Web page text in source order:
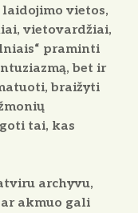
vietos,
vietovardžiai,
praminti
bet ir
braižyti
tai, kas
archyvu,
akmuo gali